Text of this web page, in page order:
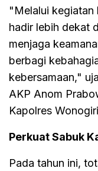
"Melalui kegiatan
hadir lebih dekat
menjaga
berbagi
kebersamaan,"
AKP Anom
Kapolres
Perkuat Sabuk
Pada tahun ini,